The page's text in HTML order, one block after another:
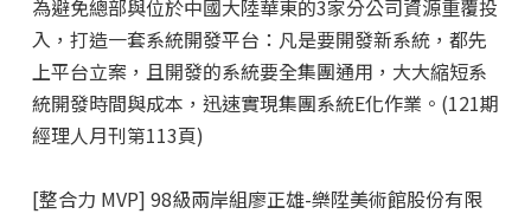
為避免總部與位於中國大陸華東的3家分公司資源重覆投
入，打造一套系統開發平台：凡是要開發新系統，都先
上平台立案，且開發的系統要全集團通用，大大縮短系
統開發時間與成本，迅速實現集團系統E化作業。(121期
經理人月刊第113頁)
[整合力 MVP] 98級兩岸組廖正雄-樂陞美術館股份有限